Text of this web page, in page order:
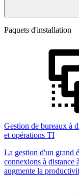
Paquets d'installation
Gestion de bureaux à
et opérations TI
La gestion d'un grand
connexions à distance
augmente la